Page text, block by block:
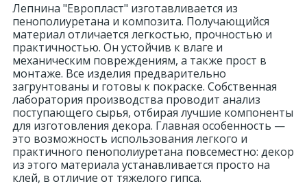
Лепнина "Европласт" изготавливается из
пенополиуретана и композита. Получающийся
материал отличается легкостью, прочностью и
практичностью. Он устойчив к влаге и
механическим повреждениям, а также прост в
монтаже. Все изделия предварительно
загрунтованы и готовы к покраске. Собственная
лаборатория производства проводит анализ
поступающего сырья, отбирая лучшие компоненты
для изготовления декора. Главная особенность —
это возможность использования легкого и
практичного пенополиуретана повсеместно: декор
из этого материала устанавливается просто на
клей, в отличие от тяжелого гипса.